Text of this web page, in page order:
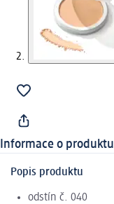
Informace o produktu
Popis produktu
odstín č. 040